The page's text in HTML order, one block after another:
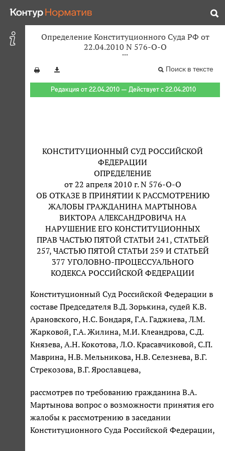
Определение Конституционного Суда РФ от
22.04.2010 N 576-О-О
Поиск в тексте
Редакция от 22.04.2010 — Действует с 22.04.2010
КОНСТИТУЦИОННЫЙ СУД РОССИЙСКОЙ
ФЕДЕРАЦИИ
ОПРЕДЕЛЕНИЕ
от 22 апреля 2010 г. N 576-О-О
ОБ ОТКАЗЕ В ПРИНЯТИИ К РАССМОТРЕНИЮ
ЖАЛОБЫ ГРАЖДАНИНА МАРТЫНОВА
ВИКТОРА АЛЕКСАНДРОВИЧА НА
НАРУШЕНИЕ ЕГО КОНСТИТУЦИОННЫХ
ПРАВ ЧАСТЬЮ ПЯТОЙ СТАТЬИ 241, СТАТЬЕЙ
257, ЧАСТЬЮ ПЯТОЙ СТАТЬИ 259 И СТАТЬЕЙ
377 УГОЛОВНО-ПРОЦЕССУАЛЬНОГО
КОДЕКСА РОССИЙСКОЙ ФЕДЕРАЦИИ
Конституционный Суд Российской Федерации в
составе Председателя В.Д. Зорькина, судей К.В.
Арановского, Н.С. Бондаря, Г.А. Гаджиева, Л.М.
Жарковой, Г.А. Жилина, М.И. Клеандрова, С.Д.
Князева, А.Н. Кокотова, Л.О. Красавчиковой, С.П.
Маврина, Н.В. Мельникова, Н.В. Селезнева, В.Г.
Стрекозова, В.Г. Ярославцева,
рассмотрев по требованию гражданина В.А.
Мартынова вопрос о возможности принятия его
жалобы к рассмотрению в заседании
Конституционного Суда Российской Федерации,